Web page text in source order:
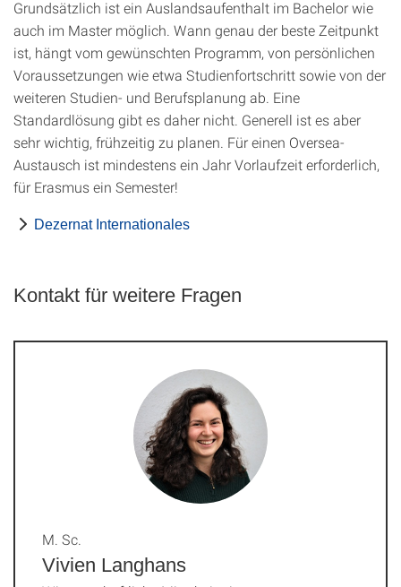
Grundsätzlich ist ein Auslandsaufenthalt im Bachelor wie
auch im Master möglich. Wann genau der beste Zeitpunkt
ist, hängt vom gewünschten Programm, von persönlichen
Voraussetzungen wie etwa Studienfortschritt sowie von der
weiteren Studien- und Berufsplanung ab. Eine
Standardlösung gibt es daher nicht. Generell ist es aber
sehr wichtig, frühzeitig zu planen. Für einen Oversea-
Austausch ist mindestens ein Jahr Vorlaufzeit erforderlich,
für Erasmus ein Semester!
Dezernat Internationales
Kontakt für weitere Fragen
Vivien Langhans
M. Sc.